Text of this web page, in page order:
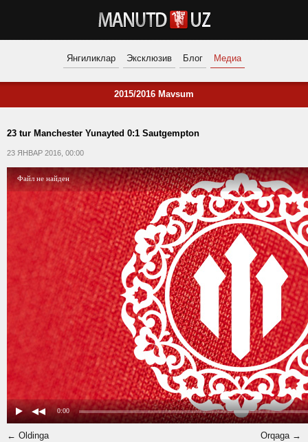
Янгиликлар Эксклюзив Блог Медиа
2015/2016 Mavsum
23 tur Manchester Yunayted 0:1 Sautgempton
23 ЯНВАР 2016, 00:00
← Oldinga Orqaga →